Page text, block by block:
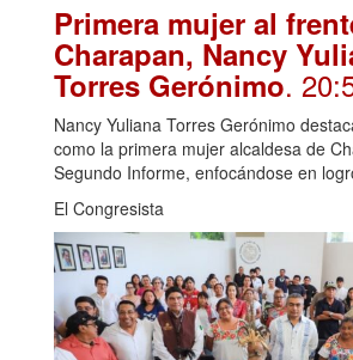
Primera mujer al
Charapan, Nancy
Torres Gerónimo.
Nancy Yuliana Torres Gerónimo
como la primera mujer alcaldesa de
Segundo Informe, enfocándose en
El Congresista